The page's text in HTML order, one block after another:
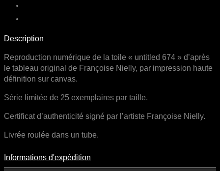
Description
Reproduction numérique de la toile « untitled 674 » d’après
le tableau original de Françoise Nielly, par impression haute
définition sur canvas.
Série limitée de 25 exemplaires par taille.
Certificat d’authenticité signé par l’artiste Françoise Nielly.
Livrée roulée dans un tube.
Informations D'expédition
Informations d'expédition